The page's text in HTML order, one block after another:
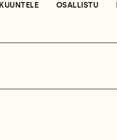
KUUNTELE OSALLISTU